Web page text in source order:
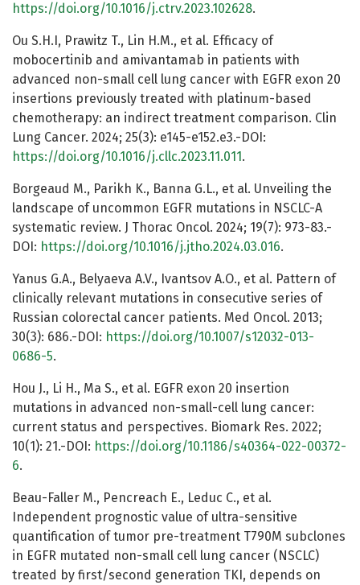
https://doi.org/10.1016/j.ctrv.2023.102628.
Ou S.H.I, Prawitz T., Lin H.M., et al. Efficacy of
mobocertinib and amivantamab in patients with
advanced non-small cell lung cancer with EGFR exon 20
insertions previously treated with platinum-based
chemotherapy: an indirect treatment comparison. Clin
Lung Cancer. 2024; 25(3): e145-e152.e3.-DOI:
https://doi.org/10.1016/j.cllc.2023.11.011 .
Borgeaud M., Parikh K., Banna G.L., et al. Unveiling the
landscape of uncommon EGFR mutations in NSCLC-A
systematic review. J Thorac Oncol. 2024; 19(7): 973-83.-
DOI: https://doi.org/10.1016/j.jtho.2024.03.016.
Yanus G.A., Belyaeva A.V., Ivantsov A.O., et al. Pattern of
clinically relevant mutations in consecutive series of
Russian colorectal cancer patients. Med Oncol. 2013;
30(3): 686.-DOI: https://doi.org/10.1007/s12032-013-
0686-5.
Hou J., Li H., Ma S., et al. EGFR exon 20 insertion
mutations in advanced non-small-cell lung cancer:
current status and perspectives. Biomark Res. 2022;
10(1): 21.-DOI: https://doi.org/10.1186/s40364-022-00372-
6.
Beau-Faller M., Pencreach E., Leduc C., et al.
Independent prognostic value of ultra-sensitive
quantification of tumor pre-treatment T790M subclones
in EGFR mutated non-small cell lung cancer (NSCLC)
treated by first/second generation TKI, depends on